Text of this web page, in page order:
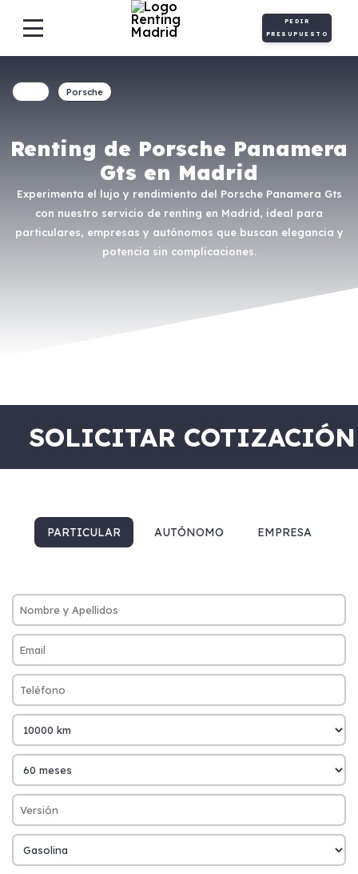
PEDIR
PRESUPUESTO
Renting de Porsche Panamera
Gts en Madrid
Experimenta el lujo y rendimiento del Porsche Panamera Gts
con nuestro servicio de renting en Madrid, ideal para
particulares, empresas y autónomos que buscan elegancia y
potencia sin complicaciones.
Porsche
SOLICITAR COTIZACIÓN
PARTICULAR AUTÓNOMO EMPRESA